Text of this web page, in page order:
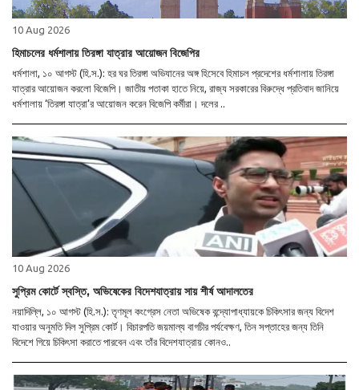
10 Aug 2026
হিমাচলের ধর্মশালায় তিরঙ্গা যাত্রার আয়োজন বিজেপির
ধর্মশালা, ১০ আগস্ট (হি.স.): হর ঘর তিরঙ্গা অভিযানের অঙ্গ হিসেবে হিমাচল প্রদেশের ধর্মশালায় তিরঙ্গা
যাত্রার আয়োজন করলো বিজেপি। জাতীয় পতাকা হাতে নিয়ে, রাজ্য সরকারের বিরুদ্ধে প্রতিবাদ জানিয়ে
ধর্মশালায় ‘তিরঙ্গা যাত্রা’র আয়োজন করেন বিজেপি কর্মীরা। দলের ..
10 Aug 2026
সুপ্রিম কোর্টে স্বস্তি, অভিষেকের বিদেশযাত্রায় সায় শীর্ষ আদালতের
নয়াদিল্লি, ১০ আগস্ট (হি.স.): তৃণমূল কংগ্রেস নেতা অভিষেক বন্দ্যোপাধ্যায়কে চিকিৎসার জন্য বিদেশ
যাওয়ার অনুমতি দিল সুপ্রিম কোর্ট। বিচারপতি জয়মাল্য বাগচীর পর্যবেক্ষণ, তিন সপ্তাহের জন্য তিনি
বিদেশে গিয়ে চিকিৎসা করাতে পারবেন এবং তাঁর বিদেশযাত্রায় কোনও..